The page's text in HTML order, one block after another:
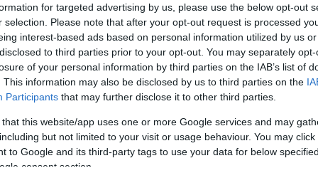
for targeted advertising by us, please use the below opt-out
selection. Please note that after your opt-out request is processed
interest-based ads based on personal information utilized by us
to third parties prior to your opt-out. You may separately
of your personal information by third parties on the IAB’s list of
This information may also be disclosed by us to third parties on the
Participants that may further disclose it to other third parties.
that this website/app uses one or more Google services and may
but not limited to your visit or usage behaviour. You may
to Google and its third-party tags to use your data for below
consent section.
σε βάρος του εκκρεμούσαν συνολικά πέντε
Καβάλας, Πρέβεζας,
με τις οποίες καταδικάστηκε σε συνολική
τεσσάρων μηνών, καθώς και σε χρηματική
από το τμήμα Ασφάλειας της